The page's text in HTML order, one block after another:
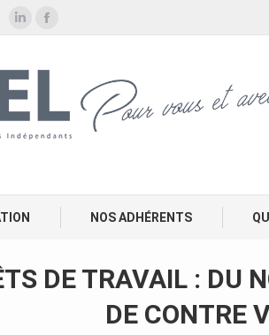
NOS ADHÉRENTS
DE TRAVAIL : DU
DE CONTRE